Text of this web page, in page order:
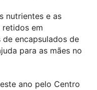
nutrientes e as
retidos em
encapsulados de
para as mães no
ano pelo Centro